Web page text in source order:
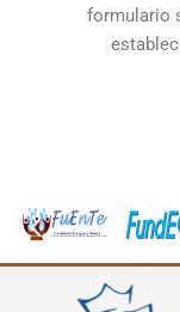
formulario